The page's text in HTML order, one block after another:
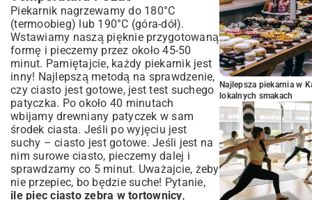
Piekarnik nagrzewamy do 180°C
(termoobieg) lub 190°C (góra-dół).
Wstawiamy naszą pięknie przygotowaną
formę i pieczemy przez około 45-50
minut. Pamiętajcie, każdy piekarnik jest
inny! Najlepszą metodą na sprawdzenie,
czy ciasto jest gotowe, jest test suchego
patyczka. Po około 40 minutach
wbijamy drewniany patyczek w sam
środek ciasta. Jeśli po wyjęciu jest
suchy – ciasto jest gotowe. Jeśli jest na
nim surowe ciasto, pieczemy dalej i
sprawdzamy co 5 minut. Uważajcie, żeby
nie przepiec, bo będzie suche! Pytanie,
ile piec ciasto zebra w tortownicy,
Najlepsza piekarnia w
lokalnych smakach